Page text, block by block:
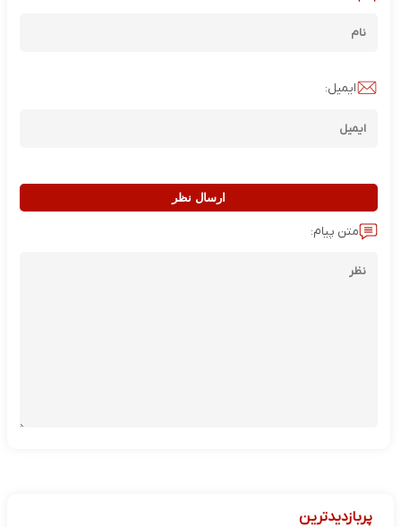
ایمیل:
ارسال نظر
متن پیام:
پربازدیدترین